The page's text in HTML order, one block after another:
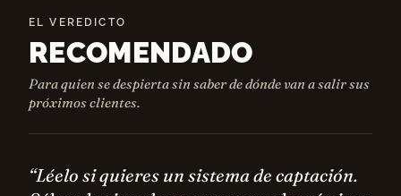
EL VEREDICTO
RECOMENDADO
Para quien se despierta sin saber de dónde van a salir sus
próximos clientes.
“Léelo si quieres un sistema de captación.